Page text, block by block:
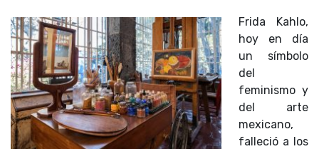
Frida Kahlo,
hoy en día
un símbolo
del
feminismo y
del arte
mexicano,
falleció a los